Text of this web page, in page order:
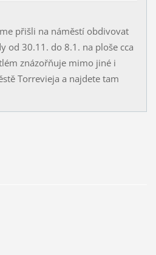
přišli na náměstí obdivovat
od 30.11. do 8.1. na ploše cca
znázořňuje mimo jiné i
Torrevieja a najdete tam